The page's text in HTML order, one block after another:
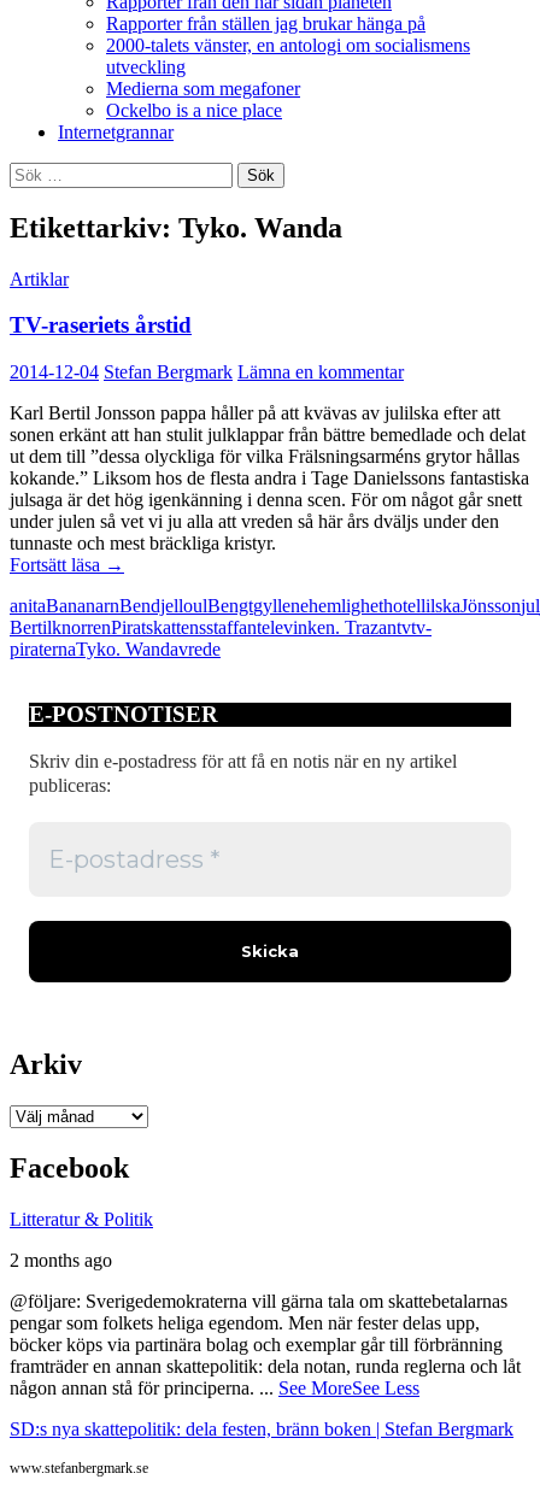
Rapporter från ställen jag brukar hänga på
2000-talets vänster, en antologi om socialismens
utveckling
Medierna som megafoner
Ockelbo is a nice place
Internetgrannar
Sök
efter:
Etikettarkiv: Tyko. Wanda
Artiklar
TV-raseriets årstid
2014-12-04 Stefan Bergmark Lämna en kommentar
Karl Bertil Jonsson pappa håller på att kvävas av julilska efter att
sonen erkänt att han stulit julklappar från bättre bemedlade och delat
ut dem till ”dessa olyckliga för vilka Frälsningsarméns grytor hållas
kokande.” Liksom hos de flesta andra i Tage Danielssons fantastiska
julsaga är det hög igenkänning i denna scen. För om något går snett
under julen så vet vi ju alla att vreden så här års dväljs under den
tunnaste och mest bräckliga kristyr.
Fortsätt läsa TV-
årstid
→
anitaBananarnBendjelloulBengtgyllenehemlighethotellilskaJönssonjul
BertilknorrenPiratskattensstaffantelevinken. Trazantvtv-
piraternaTyko. Wandavrede
E-POSTNOTISER
Skriv din e-postadress för att få en notis när en ny artikel
publiceras:
Arkiv
Arkiv
Facebook
Litteratur & Politik
2 months ago
@följare: Sverigedemokraterna vill gärna tala om skattebetalarnas
pengar som folkets heliga egendom. Men när fester delas upp,
böcker köps via partinära bolag och exemplar går till förbränning
framträder en annan skattepolitik: dela notan, runda reglerna och låt
någon annan stå för principerna. ... See MoreSee Less
SD:s nya skattepolitik: dela festen, bränn boken | Stefan Bergmark
www.stefanbergmark.se